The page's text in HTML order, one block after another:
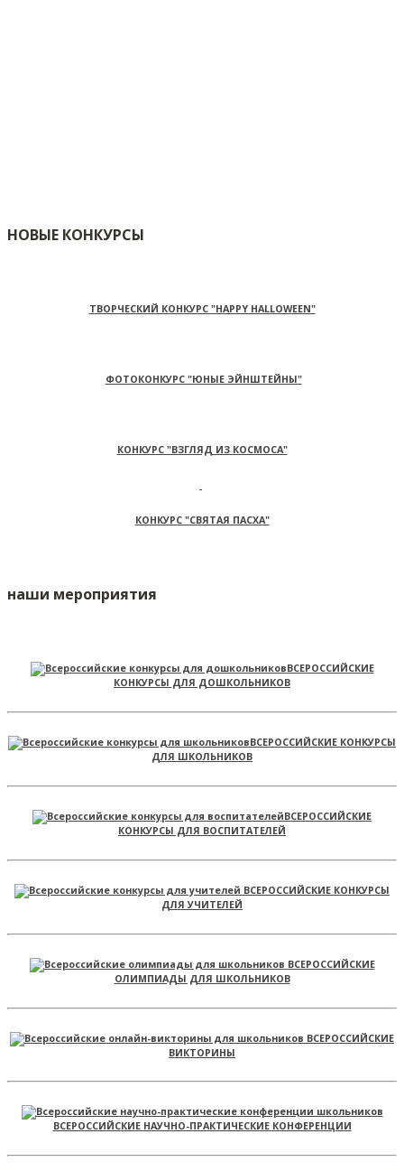
НОВЫЕ КОНКУРСЫ
ТВОРЧЕСКИЙ КОНКУРС "HAPPY HALLOWEEN"
ФОТОКОНКУРС "ЮНЫЕ ЭЙНШТЕЙНЫ"
КОНКУРС "ВЗГЛЯД ИЗ КОСМОСА"
КОНКУРС "СВЯТАЯ ПАСХА"
наши мероприятия
ВСЕРОССИЙСКИЕ
КОНКУРСЫ ДЛЯ ДОШКОЛЬНИКОВ
ВСЕРОССИЙСКИЕ КОНКУРСЫ
ДЛЯ ШКОЛЬНИКОВ
ВСЕРОССИЙСКИЕ
КОНКУРСЫ ДЛЯ ВОСПИТАТЕЛЕЙ
ВСЕРОССИЙСКИЕ КОНКУРСЫ
ДЛЯ УЧИТЕЛЕЙ
ВСЕРОССИЙСКИЕ
ОЛИМПИАДЫ ДЛЯ ШКОЛЬНИКОВ
ВСЕРОССИЙСКИЕ
ВИКТОРИНЫ
ВСЕРОССИЙСКИЕ НАУЧНО-ПРАКТИЧЕСКИЕ КОНФЕРЕНЦИИ